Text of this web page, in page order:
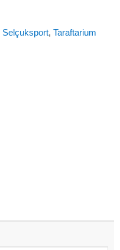
Selçuksport,Taraftarium